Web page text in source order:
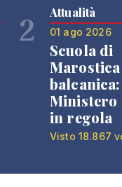
2 Attualità
01 ago 2026
Scuola di
Ministero
in regola
Visto 18.867